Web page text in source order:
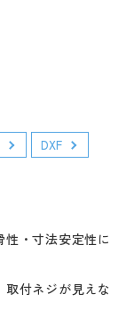
DXF
・寸法安定性に
付ネジが見えな